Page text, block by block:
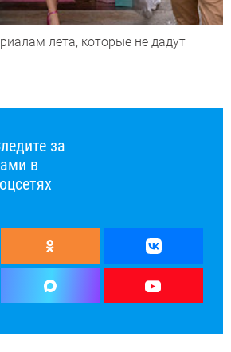
лета, которые не дадут
за
в